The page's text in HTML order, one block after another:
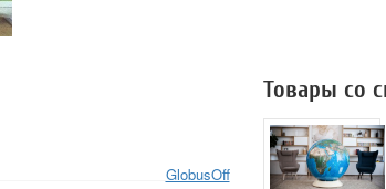
GlobusOff
Товары со